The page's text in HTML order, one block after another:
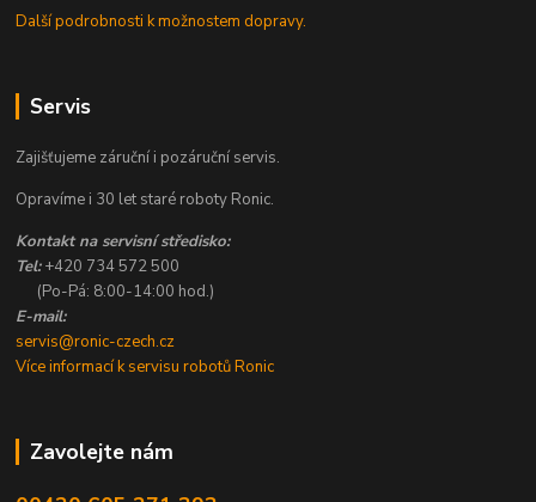
Další podrobnosti k možnostem dopravy.
Servis
Zajišťujeme záruční i pozáruční servis.
Opravíme i 30 let staré roboty Ronic.
Kontakt na servisní středisko:
Tel:+420 734 572 500
(Po-Pá: 8:00-14:00 hod.)
E-mail:
servis@ronic-czech.cz
Více informací k servisu robotů Ronic
Zavolejte nám